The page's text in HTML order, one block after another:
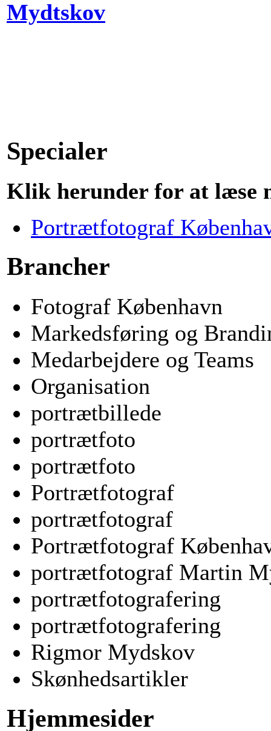
Mydtskov
Specialer
Klik herunder for at læse
Portrætfotograf
Brancher
Fotograf København
Markedsføring og
Medarbejdere og Teams
Organisation
portrætbillede
portrætfoto
portrætfoto
Portrætfotograf
portrætfotograf
Portrætfotograf
portrætfotograf Martin
portrætfotografering
portrætfotografering
Rigmor Mydskov
Skønhedsartikler
Hjemmesider